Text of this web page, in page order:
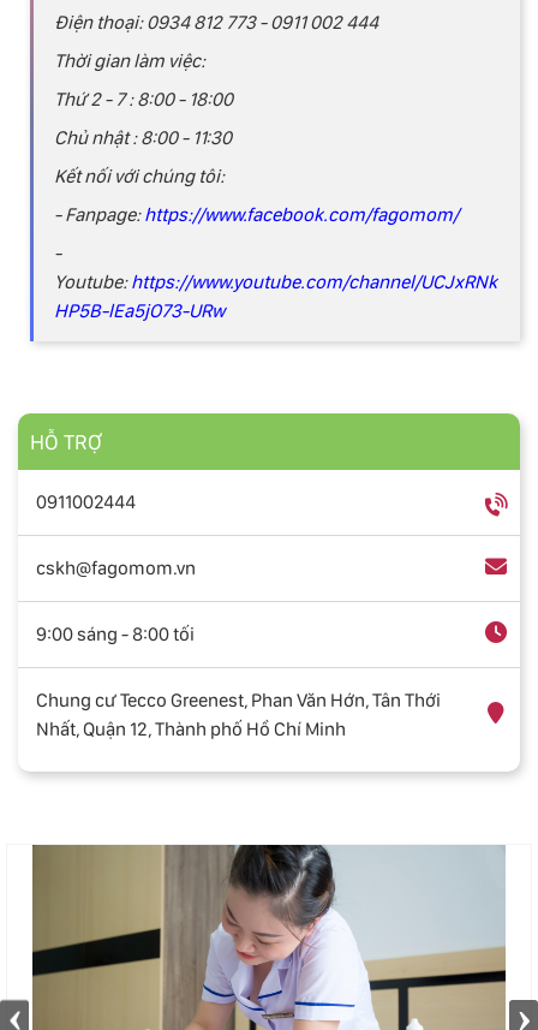
Điện thoại: 0934 812 773 - 0911 002 444
Thời gian làm việc:
Thứ 2 - 7 : 8:00 - 18:00
Chủ nhật : 8:00 - 11:30
Kết nối với chúng tôi:
- Fanpage:https://www.facebook.com/fagomom/
-
Youtube:https://www.youtube.com/channel/UCJxRNk
HP5B-lEa5jO73-URw
HỖ TRỢ
0911002444
cskh@fagomom.vn
9:00 sáng - 8:00 tối
Chung cư Tecco Greenest, Phan Văn Hớn, Tân Thới
Nhất, Quận 12, Thành phố Hồ Chí Minh